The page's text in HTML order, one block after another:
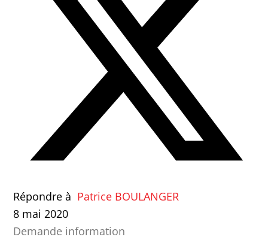
Répondre à Patrice BOULANGER
8 mai 2020
Demande information